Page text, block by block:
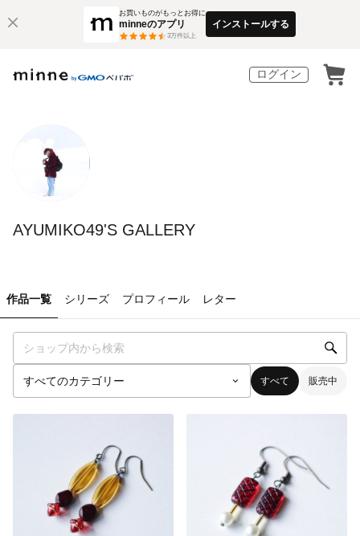
お買いものがもっとお得に
minneのアプリ
3万件以上
インストールする
ログイン
AYUMIKO49'S GALLERY
作品一覧 シリーズ プロフィール レター
すべて 販売中